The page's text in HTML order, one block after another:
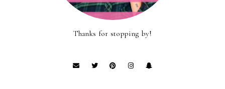
Thanks for stopping by!